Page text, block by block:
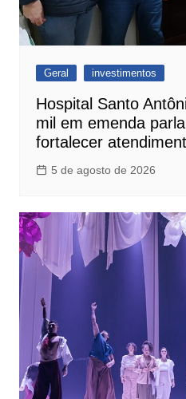
Geral investimentos
Hospital Santo
mil em emenda
fortalecer
5 de agosto de 2026